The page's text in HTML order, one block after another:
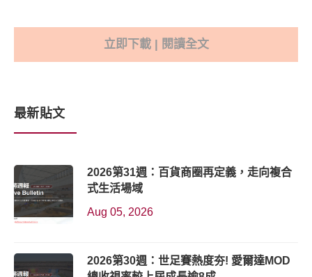
立即下載 | 閱讀全文
最新貼文
2026第31週：百貨商圈再定義，走向複合
式生活場域
Aug 05, 2026
2026第30週：世足賽熱度夯! 愛爾達MOD